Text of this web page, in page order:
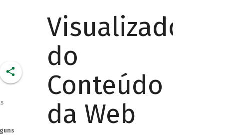
Visualizador
do
Conteúdo
da Web